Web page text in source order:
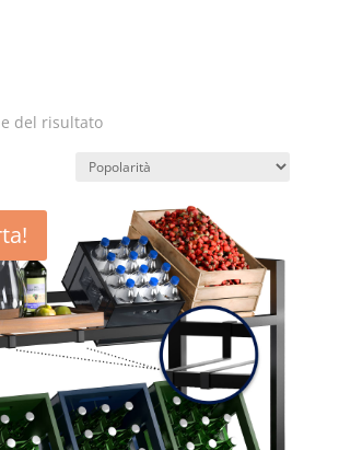
del risultato